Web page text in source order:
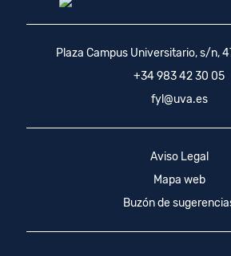
Plaza Campus Universitario, s/n,
+34 983 42 30 05
fyl@uva.es
Aviso Legal
Mapa web
Buzón de